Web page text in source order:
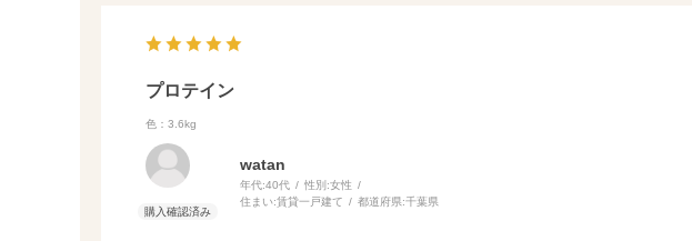
プロテイン
色：3.6kg
watan
年代:40代 性別:女性
住まい:賃貸一戸建て 都道府県:千葉県